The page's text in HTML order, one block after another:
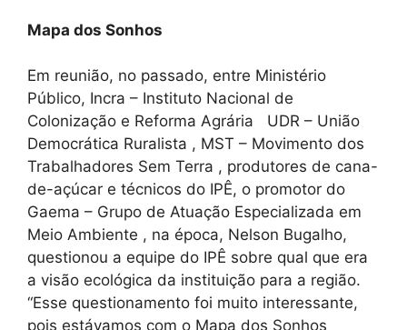
Mapa dos Sonhos
Em reunião, no passado, entre Ministério
Público, Incra – Instituto Nacional de
Colonização e Reforma Agrária UDR – União
Democrática Ruralista , MST – Movimento dos
Trabalhadores Sem Terra , produtores de cana-
de-açúcar e técnicos do IPÊ, o promotor do
Gaema – Grupo de Atuação Especializada em
Meio Ambiente , na época, Nelson Bugalho,
questionou a equipe do IPÊ sobre qual que era
a visão ecológica da instituição para a região.
“Esse questionamento foi muito interessante,
pois estávamos com o Mapa dos Sonhos